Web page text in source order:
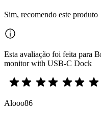
Sim, recomendo este produto
Esta avaliação foi feita para
monitor with USB-C Dock
Alooo86